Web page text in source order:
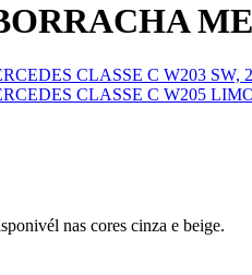
nas cores cinza e beige.